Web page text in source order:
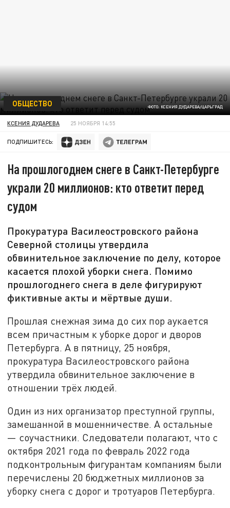
ФОТО: КСЕНИЯ ДУДАРЕВА/ЦАРЬГРАД
ОБЩЕСТВО
КСЕНИЯ ДУДАРЕВА 25 НОЯБРЯ 14:55
ПОДПИШИТЕСЬ:
На прошлогоднем снеге в Санкт-Петербурге
украли 20 миллионов: кто ответит перед
судом
Прокуратура Василеостровского района
Северной столицы утвердила
обвинительное заключение по делу, которое
касается плохой уборки снега. Помимо
прошлогоднего снега в деле фигурируют
фиктивные акты и мёртвые души.
Прошлая снежная зима до сих пор аукается
всем причастным к уборке дорог и дворов
Петербурга. А в пятницу, 25 ноября,
прокуратура Василеостровского района
утвердила обвинительное заключение в
отношении трёх людей.
Один из них организатор преступной группы,
замешанной в мошенничестве. А остальные
— соучастники. Следователи полагают, что с
октября 2021 года по февраль 2022 года
подконтрольным фигурантам компаниям были
перечислены 20 бюджетных миллионов за
уборку снега с дорог и тротуаров Петербурга.